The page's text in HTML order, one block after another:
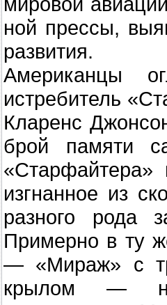
ной прессы,
развития.
Американцы
истребитель
Кларенс
брой памяти
изгнан­ное из
разного рода
Примерно в ту
— «Мираж» с
крылом —